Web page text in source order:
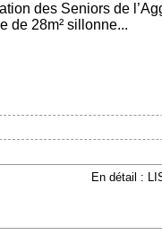
des Seniors de
de 28m² sillonne...
En détail :